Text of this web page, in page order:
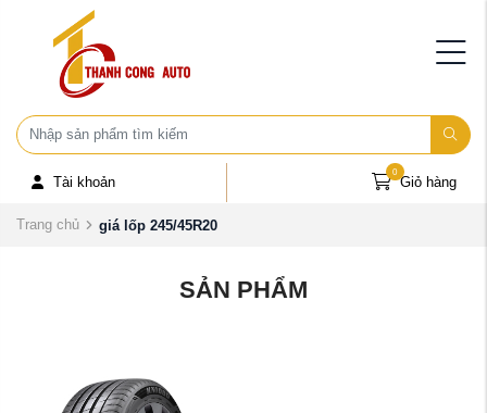
Tài khoản Giỏ hàng
0
Trang chủ giá lốp 245/45R20
SẢN PHẨM